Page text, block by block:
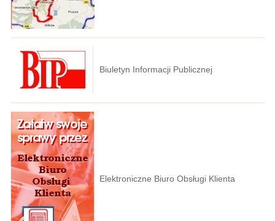
Biuletyn Informacji Publicznej
Elektroniczne Biuro Obsługi Klienta